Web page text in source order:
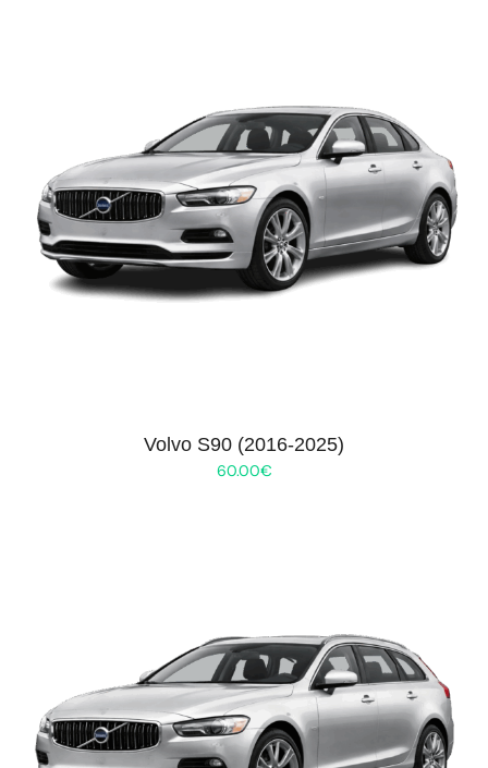
Volvo S90 (2016-2025)
60.00€